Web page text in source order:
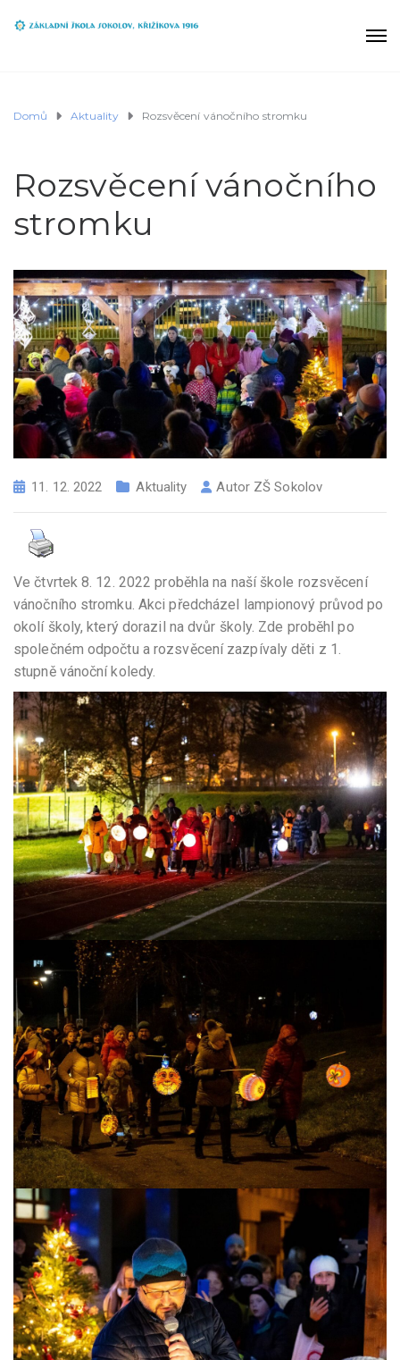
Domů Aktuality Rozsvěcení vánočního stromku
Rozsvěcení vánočního
stromku
11. 12. 2022 Aktuality Autor ZŠ Sokolov
Ve čtvrtek 8. 12. 2022 proběhla na naší škole rozsvěcení
vánočního stromku. Akci předcházel lampionový průvod po
okolí školy, který dorazil na dvůr školy. Zde proběhl po
společném odpočtu a rozsvěcení zazpívaly děti z 1.
stupně vánoční koledy.